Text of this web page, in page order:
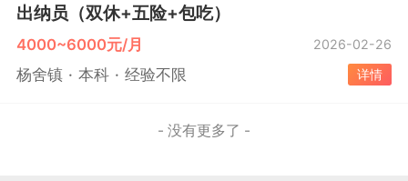
出纳员（双休+五险+包吃）
4000~6000元/月 2026-02-26
杨舍镇 本科 经验不限 详情
- 没有更多了 -